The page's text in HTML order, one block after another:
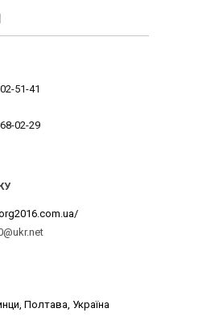
51-41
02-29
Полтава, Україна